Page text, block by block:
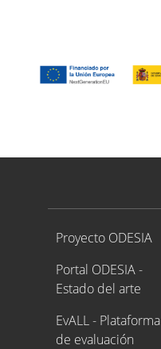
Proyecto ODESIA
Proyecto ODESIA
Portal ODESIA -
Estado del arte
EvALL - Plataforma
de evaluación